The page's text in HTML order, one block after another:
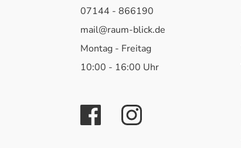
07144 - 866190
mail@raum-blick.de
Montag - Freitag
10:00 - 16:00 Uhr